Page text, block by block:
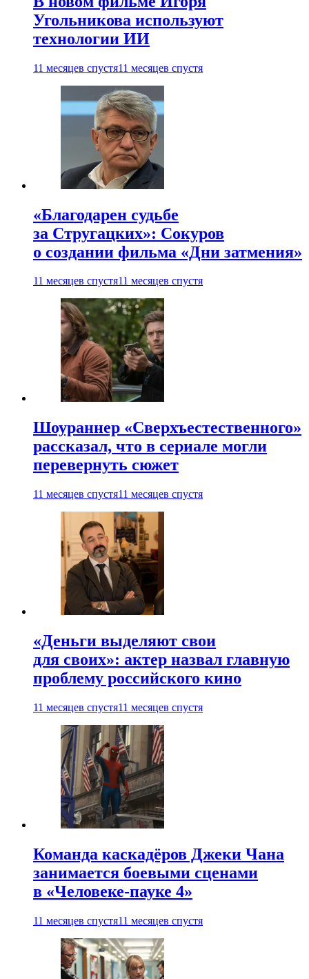
Угольникова используют
технологии ИИ
11 месяцев спустя11 месяцев спустя
«Благодарен судьбе
за Стругацких»: Сокуров
о создании фильма «Дни затмения»
11 месяцев спустя11 месяцев спустя
Шоураннер «Сверхъестественного»
рассказал, что в сериале могли
перевернуть сюжет
11 месяцев спустя11 месяцев спустя
«Деньги выделяют свои
для своих»: актер назвал главную
проблему российского кино
11 месяцев спустя11 месяцев спустя
Команда каскадёров Джеки Чана
занимается боевыми сценами
в «Человеке-пауке 4»
11 месяцев спустя11 месяцев спустя